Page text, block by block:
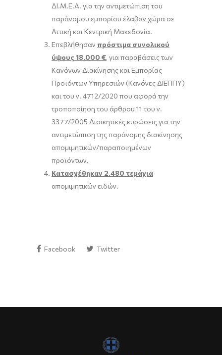
ΔΙ.Μ.Ε.Α. για την αντιμετώπιση του
παράνομου εμπορίου έλαβαν χώρα σε
Αττική και Κεντρική Μακεδονία.
Επεβλήθησαν πρόστιμα συνολικού
ύψους 18.000 €, για παραβάσεις των
Κανόνων Διακίνησης και Εμπορίας
Προϊόντων Υπηρεσιών (Κανόνες ΔΙΕΠΠΥ)
και του ν. 4712/2020 που αφορά την
τροποποίηση του άρθρου 11 του ν.
3377/2005 Διοικητικές κυρώσεις για την
αντιμετώπιση της παράνομης διακίνησης
απομιμητικών/παραποιημένων
προϊόντων.
Κατασχέθηκαν 2.480 τεμάχια
απομιμητικών ειδών.
Facebook Twitter